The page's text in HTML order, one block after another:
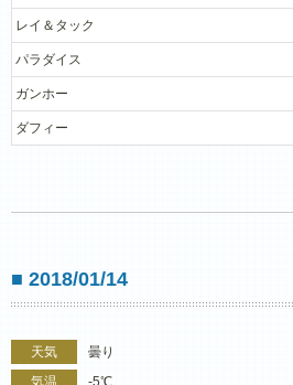
レイ＆タック
パラダイス
ガンホー
ダフィー
■ 2018/01/14
天気
曇り
気温
-5℃